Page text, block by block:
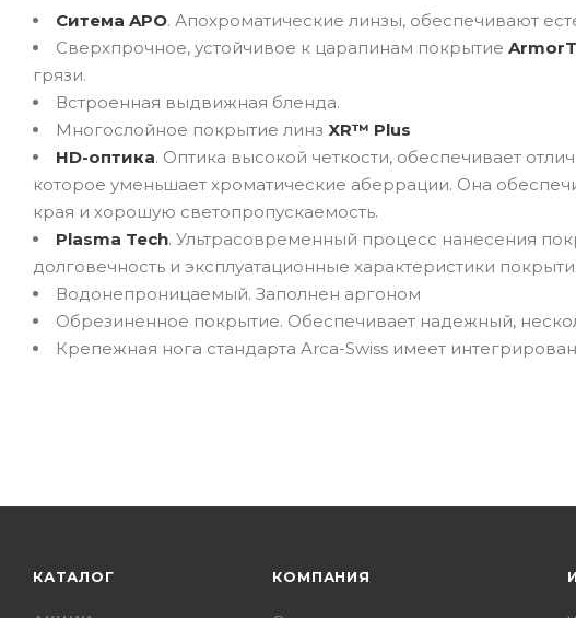
Ситема APO. Апохроматические линзы, обеспечивают
Сверхпрочное, устойчивое к царапинам покрытие
грязи.
Встроенная выдвижная бленда.
Многослойное покрытие линз XR™ Plus
HD-оптика. Оптика высокой четкости, обеспечивает
которое уменьшает хроматические аберрации. Она
края и хорошую светопропускаемость.
Plasma Tech. Ультрасовременный процесс нанесения
долговечность и эксплуатационные характеристики
Водонепроницаемый. Заполнен аргоном
Обрезиненное покрытие. Обеспечивает надежный,
Крепежная нога стандарта Arca-Swiss имеет
КАТАЛОГ КОМПАНИЯ